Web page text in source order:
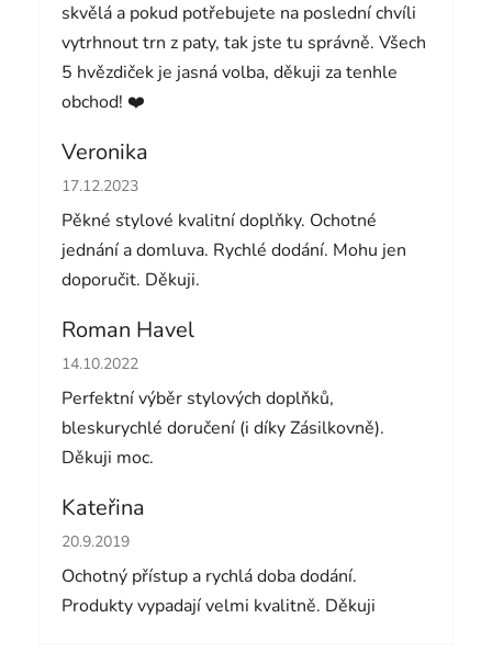
skvělá a pokud potřebujete na poslední chvíli
vytrhnout trn z paty, tak jste tu správně. Všech
5 hvězdiček je jasná volba, děkuji za tenhle
obchod! ❤️
Veronika
Hodnocení obchodu je 5 z 5 hvězdiček.
17.12.2023
Pěkné stylové kvalitní doplňky. Ochotné
jednání a domluva. Rychlé dodání. Mohu jen
doporučit. Děkuji.
Roman Havel
Hodnocení obchodu je 5 z 5 hvězdiček.
14.10.2022
Perfektní výběr stylových doplňků,
bleskurychlé doručení (i díky Zásilkovně).
Děkuji moc.
Kateřina
Hodnocení obchodu je 5 z 5 hvězdiček.
20.9.2019
Ochotný přístup a rychlá doba dodání.
Produkty vypadají velmi kvalitně. Děkuji